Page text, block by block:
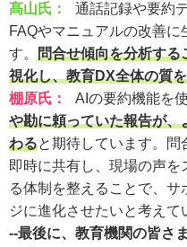
髙山氏：
通話記録や要約
FAQやマニュアルの改善に
す。 問合せ傾向を分析する
視化し、教育DX全体の質
棚原氏 ： AIの要約機能を
や勘に頼っていた報告が
わると期待しています。問
即時に共有し、現場の声を
る体制を整えることで、
ジに進化させたいと考えて
--最後に、教育機関の皆さ